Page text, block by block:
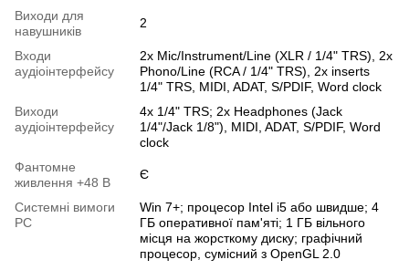
Виходи для
навушників
2
Входи
аудіоінтерфейсу
2x Mic/Instrument/Line (XLR / 1/4" TRS), 2x
Phono/Line (RCA / 1/4" TRS), 2x inserts
1/4" TRS, MIDI, ADAT, S/PDIF, Word clock
Виходи
аудіоінтерфейсу
4x 1/4" TRS; 2x Headphones (Jack
1/4"/Jack 1/8"), MIDI, ADAT, S/PDIF, Word
clock
Фантомне
живлення +48 В
Є
Системні вимоги
PC
Win 7+; процесор Intel i5 або швидше; 4
ГБ оперативної пам'яті; 1 ГБ вільного
місця на жорсткому диску; графічний
процесор, сумісний з OpenGL 2.0